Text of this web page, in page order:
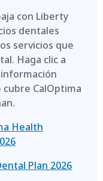
con Liberty
dentales
servicios que
Haga clic a
CalOptima
Health
Plan 2026